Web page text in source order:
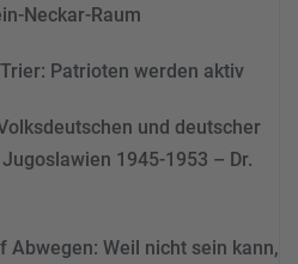
Neckar-Raum
Patrioten werden aktiv
und deutscher
1945-1953 – Dr.
Abwegen: Weil nicht sein kann,